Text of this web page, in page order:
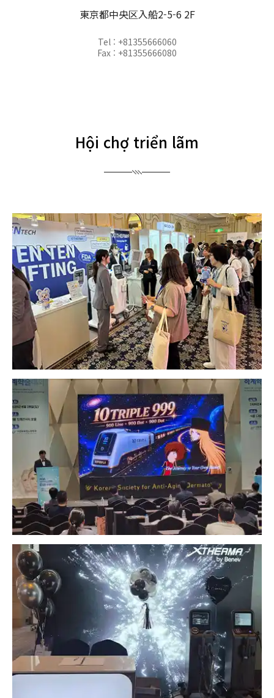
東京都中央区入船2-5-6 2F
Tel : +81355666060
Fax : +81355666080
Hội chợ triển lãm